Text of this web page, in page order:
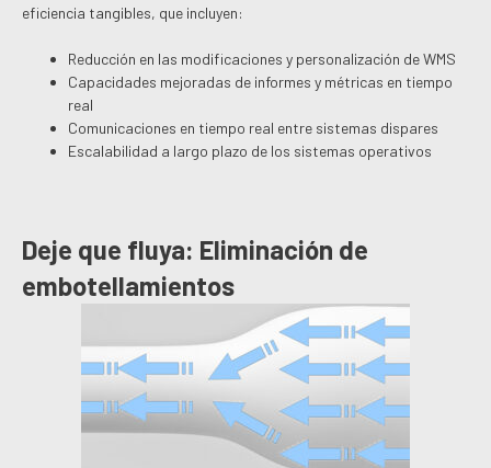
eficiencia tangibles, que incluyen:
Reducción en las modificaciones y personalización de WMS
Capacidades mejoradas de informes y métricas en tiempo
real
Comunicaciones en tiempo real entre sistemas dispares
Escalabilidad a largo plazo de los sistemas operativos
Deje que fluya: Eliminación de
embotellamientos